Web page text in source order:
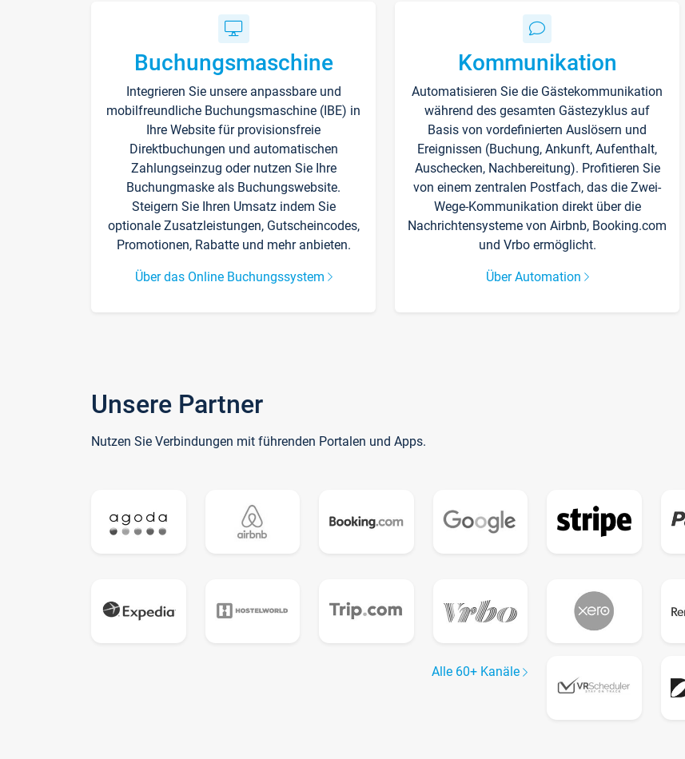
Buchungsmaschine
Integrieren Sie unsere anpassbare und
mobilfreundliche Buchungsmaschine (IBE) in
Ihre Website für provisionsfreie
Direktbuchungen und automatischen
Zahlungseinzug oder nutzen Sie Ihre
Buchungmaske als Buchungswebsite.
Steigern Sie Ihren Umsatz indem Sie
optionale Zusatzleistungen, Gutscheincodes,
Promotionen, Rabatte und mehr anbieten.
Über das Online Buchungssystem
Kommunikation
Automatisieren Sie die Gästekommunikation
während des gesamten Gästezyklus auf
Basis von vordefinierten Auslösern und
Ereignissen (Buchung, Ankunft, Aufenthalt,
Auschecken, Nachbereitung). Profitieren Sie
von einem zentralen Postfach, das die Zwei-
Wege-Kommunikation direkt über die
Nachrichtensysteme von Airbnb, Booking.com
und Vrbo ermöglicht.
Über Automation
Unsere Partner
Nutzen Sie Verbindungen mit führenden Portalen und Apps.
Alle 60+ Kanäle